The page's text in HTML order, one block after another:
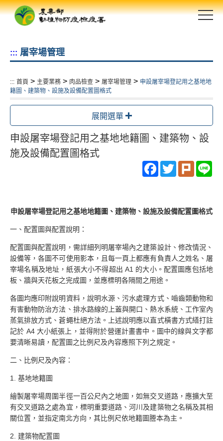
跳
::: 屠宰場管理
::: 首頁 > 主要業務 > 肉品檢查 > 屠宰場管理 > 申設屠宰場登記用之基地地
籍圖、建築物、設施及設備配置圖格式
展開選單
申設屠宰場登記用之基地地籍圖、建築物、設
施及設備配置圖格式
Facebook
TwitterPlurk
申設屠宰場登記用之基地地籍圖、建築物、設施及設備配置圖格式
一、配置圖與配置說明：
配置圖與配置說明，需詳細列明屠宰場內之建築設計、修改情況、
設備等，各圖不可使用影本，且每一頁上都應有負責人之姓名、屠
宰場名稱及地址，紙張大小不得超出 A1 的大小。配置圖應包括地
板、牆與天花板之完成圖，並應標明各隔間之用途。
各圖均應印附說明資料，說明水源、污水處理方式、嚙齒類動物和
有害動物防治方法、排水路線的上蓋與開口、熱水系統、工作室內
蒸氣排放方式、蒼蠅杜絕方法。上述說明應以直式橫書方式繕打註
記於 A4 大小紙張上，並得附於營運計畫書中。圖中的線與文字都
要清晰易讀，配置圖之比例尺及內容應照下列之規定。
二、比例尺及內容：
1. 基地地籍圖
繪製屠宰場周圍半徑一百公尺內之地圖，如無交叉道路，應擴大至
有交叉道路之處為宜，標明重要道路、河川及建築物之名稱及其相
關位置，並指定南北方向，其比例尺依地籍圖謄本為主。
2. 建築物配置圖